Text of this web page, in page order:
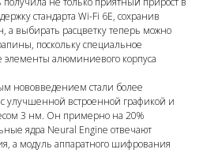
стандарта Wi-Fi 6E, сохранив
а выбирать расцветку теперь можно
поскольку специальное
алюминиевого корпуса
нововведением стали более
улучшенной встроенной графикой и
3 нм. Он примерно на 20%
ядра Neural Engine отвечают
а модуль аппаратного шифрования